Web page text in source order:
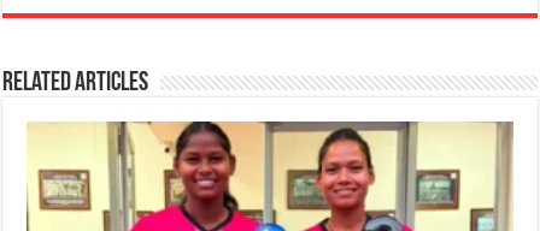
c
e
b
o
o
k
at
s
A
p
p
ss
n
g
e
r
itt
r
e
ra
m
ar
Related Articles